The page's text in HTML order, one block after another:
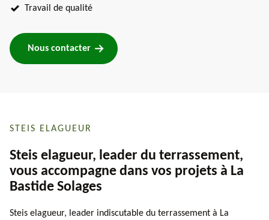
Travail de qualité
Nous contacter
STEIS ELAGUEUR
Steis elagueur, leader du terrassement,
vous accompagne dans vos projets à La
Bastide Solages
Steis elagueur, leader indiscutable du terrassement à La